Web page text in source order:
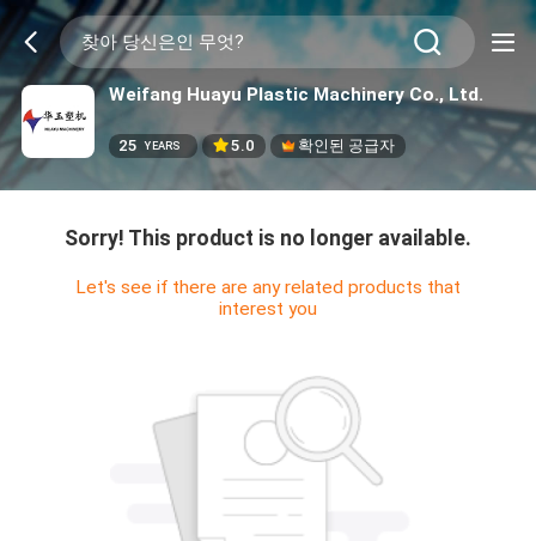
Weifang Huayu Plastic Machinery Co., Ltd.
25 YEARS 5.0 확인된 공급자
Sorry! This product is no longer available.
Let's see if there are any related products that
interest you